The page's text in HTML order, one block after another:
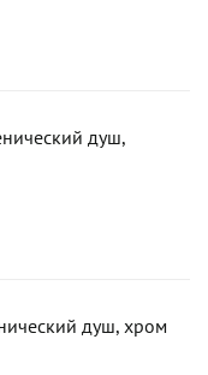
душ,
душ, хром